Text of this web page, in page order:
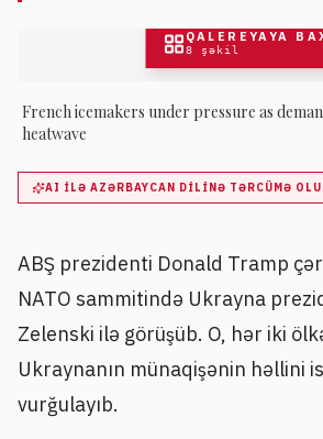
QALEREYAYA
8 şəkil
French icemakers under pressure as
heatwave
AI ILƏ AZƏRBAYCAN DILINƏ TƏRCÜMƏ
ABŞ prezidenti Donald Tramp
NATO sammitində Ukrayna
Zelenski ilə görüşüb. O, hər iki
Ukraynanın münaqişənin həllini
vurğulayıb.